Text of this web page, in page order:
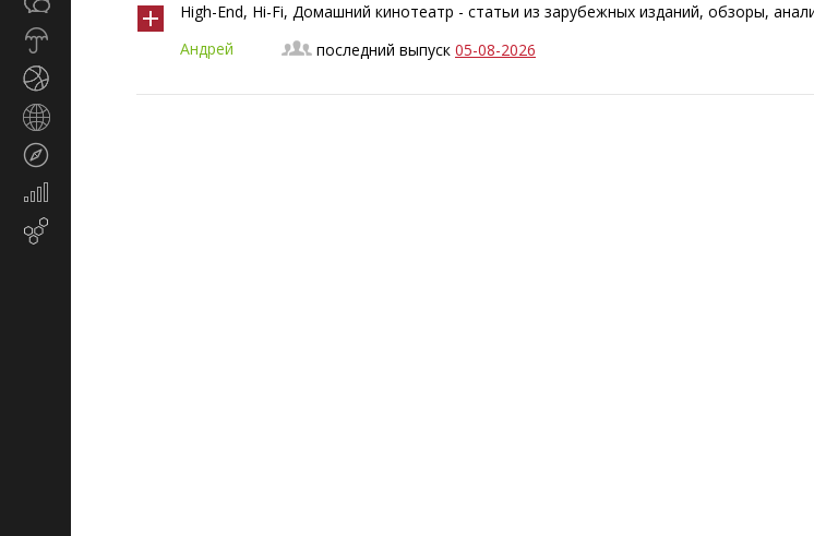
High-End, Hi-Fi, Домашний кинотеатр - статьи из зарубежных изданий, обзоры,
Андрей
последний выпуск 05-08-2026